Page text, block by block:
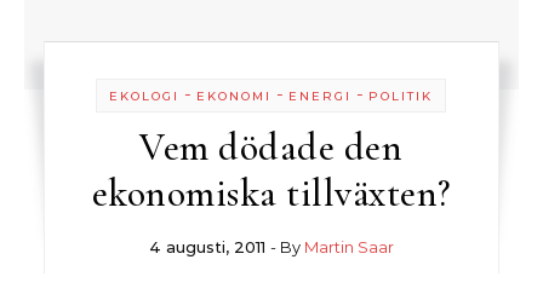
EKOLOGI - EKONOMI - ENERGI - POLITIK
Vem dödade den
ekonomiska tillväxten?
4 augusti, 2011 - By Martin Saar